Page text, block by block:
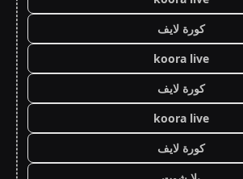
كورة لايف
koora live
كورة لايف
koora live
كورة لايف